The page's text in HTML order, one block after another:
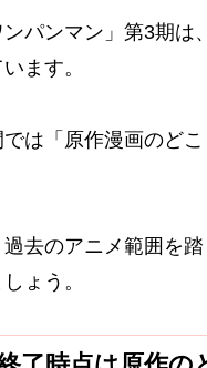
パンマン」第3期は
ます。
では「原作漫画のど
去のアニメ範囲を
ょう。